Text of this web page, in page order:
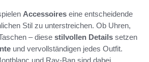
Accessoires eine entscheidende
Stil zu unterstreichen. Ob Uhren,
– diese stilvollen Details setzen
und vervollständigen jedes Outfit.
und Ray-Ban sind dabei